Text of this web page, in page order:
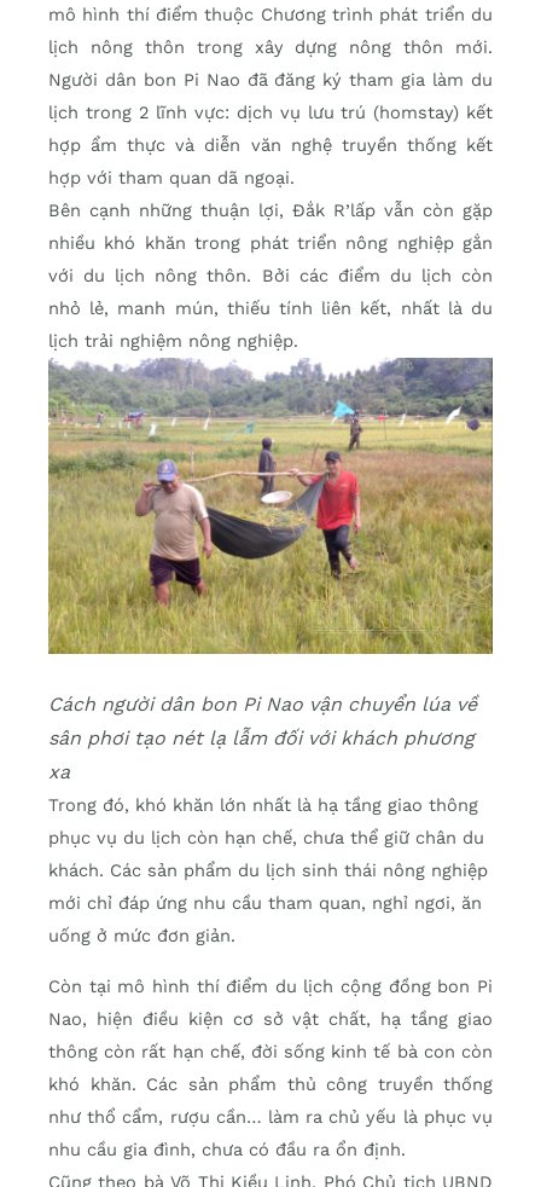
mô hình thí điểm thuộc Chương trình phát triển du
lịch nông thôn trong xây dựng nông thôn mới.
Người dân bon Pi Nao đã đăng ký tham gia làm du
lịch trong 2 lĩnh vực: dịch vụ lưu trú (homstay) kết
hợp ẩm thực và diễn văn nghệ truyền thống kết
hợp với tham quan dã ngoại.
Bên cạnh những thuận lợi, Đắk R’lấp vẫn còn gặp
nhiều khó khăn trong phát triển nông nghiệp gắn
với du lịch nông thôn. Bởi các điểm du lịch còn
nhỏ lẻ, manh mún, thiếu tính liên kết, nhất là du
lịch trải nghiệm nông nghiệp.
Cách người dân bon Pi Nao vận chuyển lúa về
sân phơi tạo nét lạ lẫm đối với khách phương
xa
Trong đó, khó khăn lớn nhất là hạ tầng giao thông
phục vụ du lịch còn hạn chế, chưa thể giữ chân du
khách. Các sản phẩm du lịch sinh thái nông nghiệp
mới chỉ đáp ứng nhu cầu tham quan, nghỉ ngơi, ăn
uống ở mức đơn giản.
Còn tại mô hình thí điểm du lịch cộng đồng bon Pi
Nao, hiện điều kiện cơ sở vật chất, hạ tầng giao
thông còn rất hạn chế, đời sống kinh tế bà con còn
khó khăn. Các sản phẩm thủ công truyền thống
như thổ cẩm, rượu cần… làm ra chủ yếu là phục vụ
nhu cầu gia đình, chưa có đầu ra ổn định.
Cũng theo bà Võ Thị Kiều Linh, Phó Chủ tịch UBND